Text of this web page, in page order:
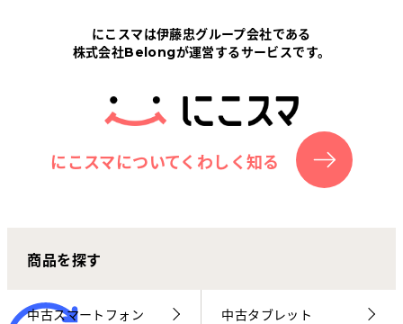
にこスマについて
サポートセンター
お客さまの声
にこスマ通信
マイページ
にこスマは伊藤忠グループ会社である
株式会社Belongが運営するサービスです。
にこスマについてくわしく知る
商品を探す
中古スマートフォン 中古タブレット